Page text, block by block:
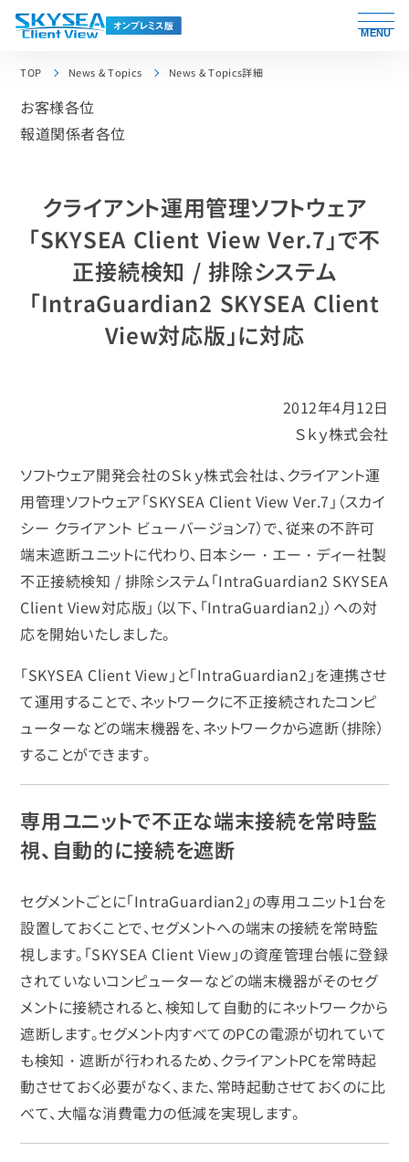
MENU
TOP News & Topics News & Topics詳細
お客様各位
報道関係者各位
クライアント運用管理ソフトウェア
「SKYSEA Client View Ver.7」で不
正接続検知 / 排除システム
「IntraGuardian2 SKYSEA Client
View対応版」に対応
2012年4月12日
Ｓｋｙ株式会社
ソフトウェア開発会社のＳｋｙ株式会社は、クライアント運
用管理ソフトウェア「SKYSEA Client View Ver.7」（スカイ
シー クライアント ビューバージョン7）で、従来の不許可
端末遮断ユニットに代わり、日本シー・エー・ディー社製
不正接続検知 / 排除システム「IntraGuardian2 SKYSEA
Client View対応版」（以下、「IntraGuardian2」）への対
応を開始いたしました。
「SKYSEA Client View」と「IntraGuardian2」を連携させ
て運用することで、ネットワークに不正接続されたコンピ
ューターなどの端末機器を、ネットワークから遮断（排除）
することができます。
専用ユニットで不正な端末接続を常時監
視、自動的に接続を遮断
セグメントごとに「IntraGuardian2」の専用ユニット1台を
設置しておくことで、セグメントへの端末の接続を常時監
視します。「SKYSEA Client View」の資産管理台帳に登録
されていないコンピューターなどの端末機器がそのセグ
メントに接続されると、検知して自動的にネットワークから
遮断します。セグメント内すべてのPCの電源が切れていて
も検知・遮断が行われるため、クライアントPCを常時起
動させておく必要がなく、また、常時起動させておくのに比
べて、大幅な消費電力の低減を実現します。